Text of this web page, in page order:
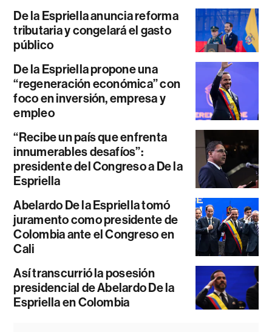
De la Espriella anuncia reforma
tributaria y congelará el gasto
público
De la Espriella propone una
“regeneración económica” con
foco en inversión, empresa y
empleo
“Recibe un país que enfrenta
innumerables desafíos”:
presidente del Congreso a De la
Espriella
Abelardo De la Espriella tomó
juramento como presidente de
Colombia ante el Congreso en
Cali
Así transcurrió la posesión
presidencial de Abelardo De la
Espriella en Colombia